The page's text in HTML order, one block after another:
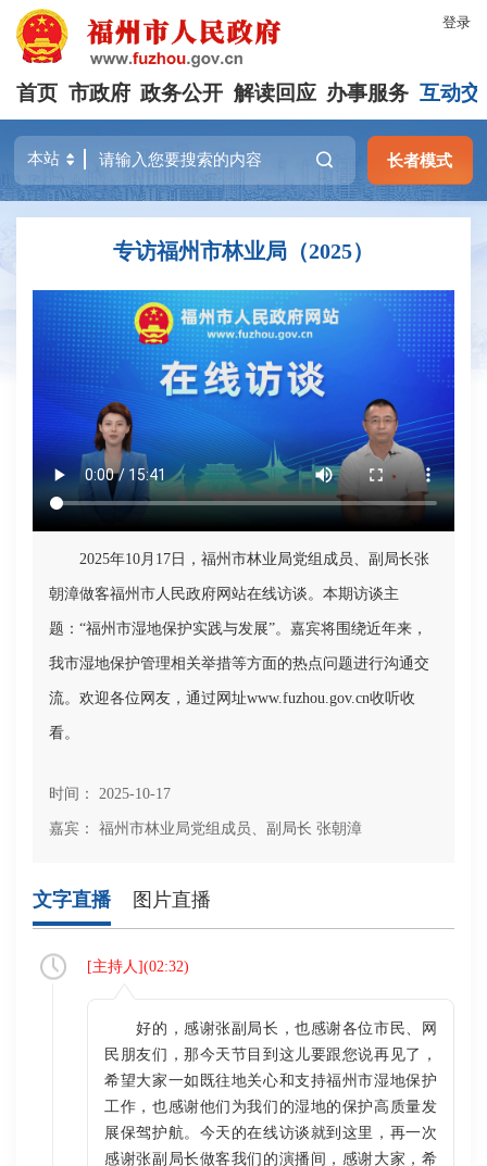
登录
首页 市政府 政务公开 解读回应 办事服务 互动交
长者模式
专访福州市林业局（2025）
2025年10月17日，福州市林业局党组成员、副局长张
朝漳做客福州市人民政府网站在线访谈。本期访谈主
题：“福州市湿地保护实践与发展”。嘉宾将围绕近年来，
我市湿地保护管理相关举措等方面的热点问题进行沟通交
流。欢迎各位网友，通过网址www.fuzhou.gov.cn收听收
看。
时间： 2025-10-17
嘉宾： 福州市林业局党组成员、副局长 张朝漳
文字直播 图片直播
[主持人](02:32)
好的，感谢张副局长，也感谢各位市民、网
民朋友们，那今天节目到这儿要跟您说再见了，
希望大家一如既往地关心和支持福州市湿地保护
工作，也感谢他们为我们的湿地的保护高质量发
展保驾护航。今天的在线访谈就到这里，再一次
感谢张副局长做客我们的演播间，感谢大家，希